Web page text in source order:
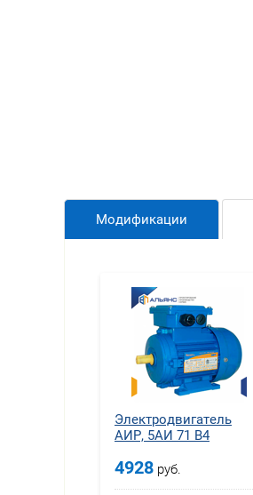
Модификации
Электродвигатель
АИР, 5АИ 71 В4
4928 руб.